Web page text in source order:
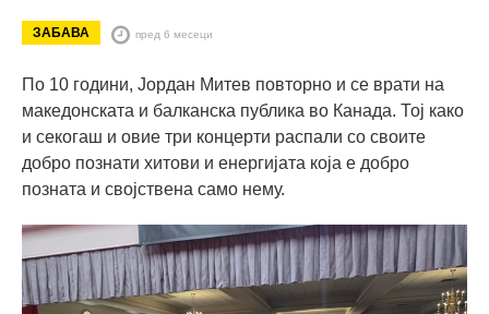
ЗАБАВА пред 6 месеци
По 10 години, Јордан Митев повторно и се врати на
македонската и балканска публика во Канада. Тој како
и секогаш и овие три концерти распали со своите
добро познати хитови и енергијата која е добро
позната и својствена само нему.